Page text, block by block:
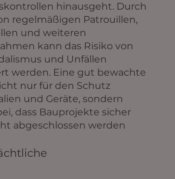
hinausgeht. Durch
regelmäßigen Patrouillen,
und weiteren
kann das Risiko von
und Unfällen
werden. Eine gut bewachte
nur für den Schutz
und Geräte, sondern
dass Bauprojekte sicher
abgeschlossen werden